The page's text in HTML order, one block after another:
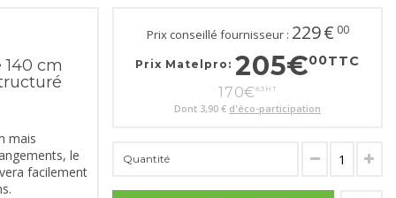
cm
mais
le
facilement
Prix conseillé fournisseur : 229€ 00
Prix Matelpro: 205€00TTC
170€83 HT
Dont 3,90 € d'éco-participation
Quantité